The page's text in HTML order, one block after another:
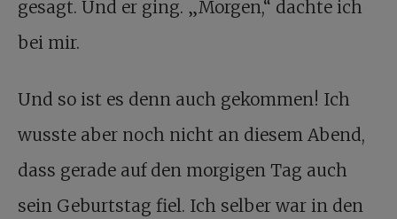
gesagt. Und er ging. „Morgen,“ dachte ich
bei mir.
Und so ist es denn auch gekommen! Ich
wusste aber noch nicht an diesem Abend,
dass gerade auf den morgigen Tag auch
sein Geburtstag fiel. Ich selber war in den